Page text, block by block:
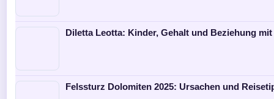
Diletta Leotta: Kinder, Gehalt und Beziehung
Felssturz Dolomiten 2025: Ursachen und